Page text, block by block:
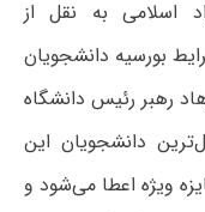
اسلامی به نقل از
بورسیه دانشجویان
رهبر رئیس دانشگاه
به ۱۰ نفر از فعال‌ترین دانشجویان این
ویژه اعطا می‌شود و